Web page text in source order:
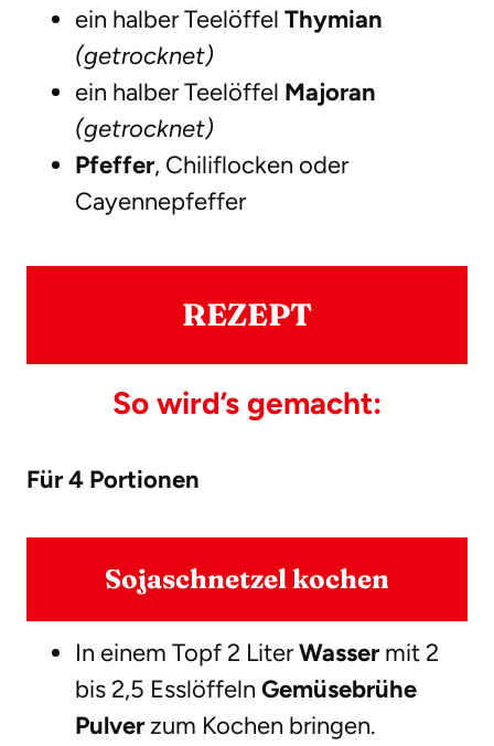
ein halber Teelöffel Thymian
(getrocknet)
ein halber Teelöffel Majoran
(getrocknet)
Pfeffer, Chiliflocken oder
Cayennepfeffer
REZEPT
So wird’s gemacht:
Für 4 Portionen
Sojaschnetzel kochen
In einem Topf 2 LiterWasser mit 2
bis 2,5 Esslöffeln Gemüsebrühe
Pulver zum Kochen bringen.